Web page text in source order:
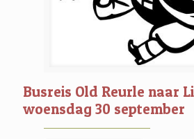
Busreis Old Reurle naar
woensdag 30 september